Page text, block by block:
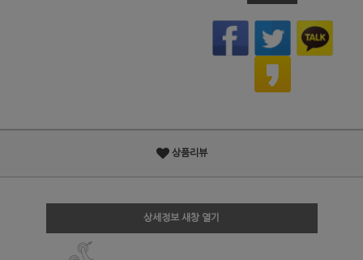
상품리뷰
상세정보 새창 열기